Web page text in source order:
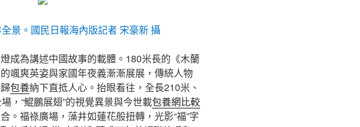
景。國民日報海內版記者 宋豪新 攝
成為講述中國故事的載體。180米長的《木蘭
颯爽英姿與家國年夜義漸漸展展，傳統人物
包養納下直抵人心。抬眼看往，全長210米、
，“鯤鵬展翅”的視覺異景與今世載包養網比較
。福祿廣場，藻井如蓮花般扭轉，光影“福”字